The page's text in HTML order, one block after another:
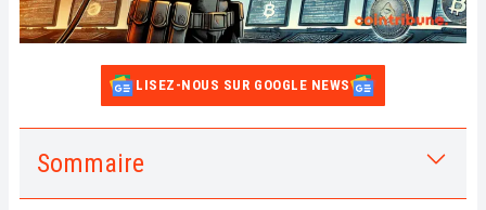
LISEZ-NOUS SUR GOOGLE NEWS
Sommaire
1. En bref